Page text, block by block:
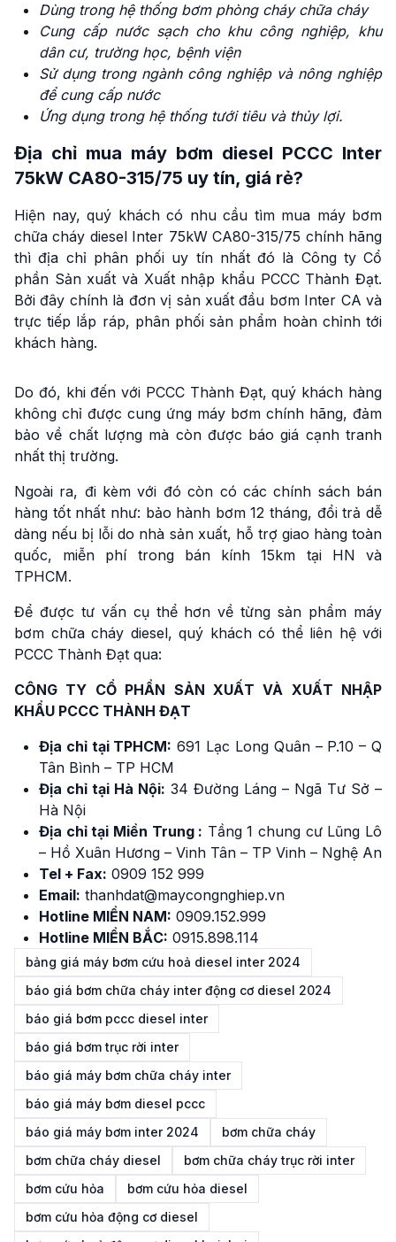
Dùng trong hệ thống bơm phòng cháy chữa cháy
Cung cấp nước sạch cho khu công nghiệp, khu
dân cư, trường học, bệnh viện
Sử dụng trong ngành công nghiệp và nông nghiệp
để cung cấp nước
Ứng dụng trong hệ thống tưới tiêu và thủy lợi.
Địa chỉ mua máy bơm diesel PCCC Inter
75kW CA80-315/75 uy tín, giá rẻ?
Hiện nay, quý khách có nhu cầu tìm mua máy bơm
chữa cháy diesel Inter 75kW CA80-315/75 chính hãng
thì địa chỉ phân phối uy tín nhất đó là Công ty Cổ
phần Sản xuất và Xuất nhập khẩu PCCC Thành Đạt.
Bởi đây chính là đơn vị sản xuất đầu bơm Inter CA và
trực tiếp lắp ráp, phân phối sản phẩm hoàn chỉnh tới
khách hàng.
Do đó, khi đến với PCCC Thành Đạt, quý khách hàng
không chỉ được cung ứng máy bơm chính hãng, đảm
bảo về chất lượng mà còn được báo giá cạnh tranh
nhất thị trường.
Ngoài ra, đi kèm với đó còn có các chính sách bán
hàng tốt nhất như: bảo hành bơm 12 tháng, đổi trả dễ
dàng nếu bị lỗi do nhà sản xuất, hỗ trợ giao hàng toàn
quốc, miễn phí trong bán kính 15km tại HN và
TPHCM.
Để được tư vấn cụ thể hơn về từng sản phẩm máy
bơm chữa cháy diesel, quý khách có thể liên hệ với
PCCC Thành Đạt qua:
CÔNG TY CỔ PHẦN SẢN XUẤT VÀ XUẤT NHẬP
KHẨU PCCC THÀNH ĐẠT
Địa chỉ tại TPHCM: 691 Lạc Long Quân – P.10 – Q
Tân Bình – TP HCM
Địa chỉ tại Hà Nội: 34 Đường Láng – Ngã Tư Sở –
Hà Nội
Địa chỉ tại Miền Trung : Tầng 1 chung cư Lũng Lô
– Hồ Xuân Hương – Vinh Tân – TP Vinh – Nghệ An
Tel + Fax: 0909 152 999
Email: thanhdat@maycongnghiep.vn
Hotline MIỀN NAM: 0909.152.999
Hotline MIỀN BẮC: 0915.898.114
bảng giá máy bơm cứu hoả diesel inter 2024
báo giá bơm chữa cháy inter động cơ diesel 2024
báo giá bơm pccc diesel inter
báo giá bơm trục rời inter
báo giá máy bơm chữa cháy inter
báo giá máy bơm diesel pccc
báo giá máy bơm inter 2024
bơm chữa cháy
bơm chữa cháy diesel
bơm chữa cháy trục rời inter
bơm cứu hỏa
bơm cứu hỏa diesel
bơm cứu hỏa động cơ diesel